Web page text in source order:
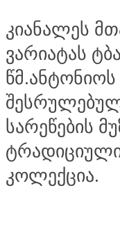
კიანალეს
ვარიატას
სარეწების
კოლექცია.